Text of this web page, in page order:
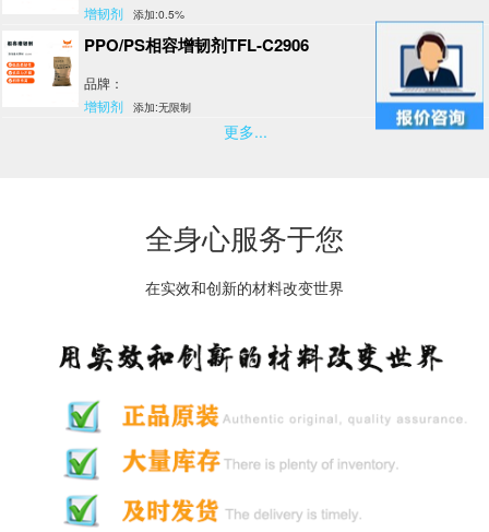
增韧剂 添加:0.5%
PPO/PS相容增韧剂TFL-C2906
品牌：
增韧剂 添加:无限制
更多...
全身心服务于您
在实效和创新的材料改变世界